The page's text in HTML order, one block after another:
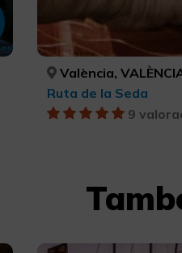
València,
Ruta de la Seda
9